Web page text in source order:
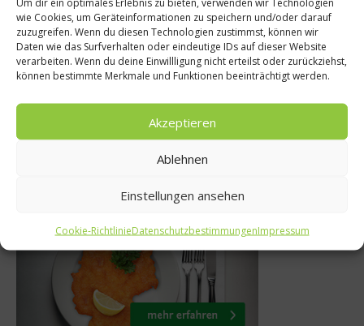
wie Cookies, um Geräteinformationen zu speichern und/oder darauf
zuzugreifen. Wenn du diesen Technologien zustimmst, können wir
Daten wie das Surfverhalten oder eindeutige IDs auf dieser Website
verarbeiten. Wenn du deine Einwillligung nicht erteilst oder zurückziehst,
können bestimmte Merkmale und Funktionen beeinträchtigt werden.
Akzeptieren
Ablehnen
Einstellungen ansehen
Cookie-RichtlinieDatenschutzbestimmungenImpressum
Million
Flächen in
2015
Wehmanns
Junge
die
20. August